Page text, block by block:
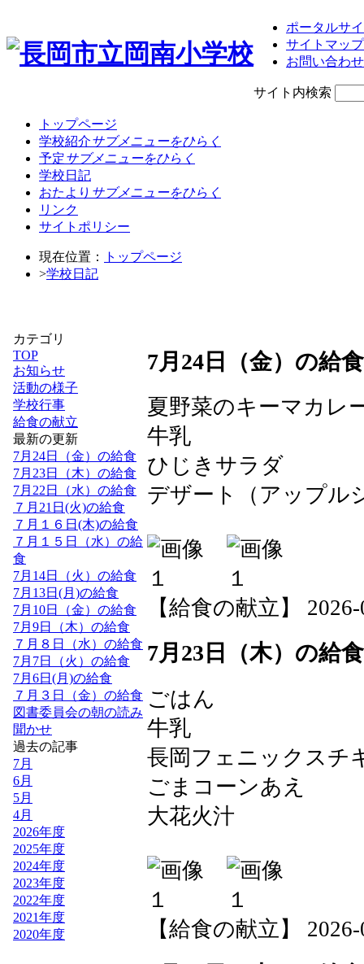
ポータルサ
サイトマップ
お問い合わせ
サイト内検索
トップページ
学校紹介サブメニューをひらく
予定サブメニューをひらく
学校日記
おたより サブメニューをひらく
リンク
サイトポリシー
現在位置：
トップページ
>学校日記